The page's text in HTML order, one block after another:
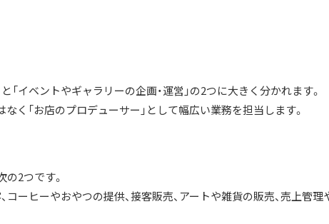
と「イベントやギャラリーの企画・運営」の2つに大きく分かれます。
く「お店のプロデューサー」として幅広い業務を担当します。
の2つです。
、コーヒーやおやつの提供、接客販売、アートや雑貨の販売、売上管理